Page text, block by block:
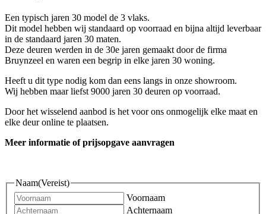
Een typisch jaren 30 model de 3 vlaks.
Dit model hebben wij standaard op voorraad en bijna altijd leverbaar
in de standaard jaren 30 maten.
Deze deuren werden in de 30e jaren gemaakt door de firma
Bruynzeel en waren een begrip in elke jaren 30 woning.
Heeft u dit type nodig kom dan eens langs in onze showroom.
Wij hebben maar liefst 9000 jaren 30 deuren op voorraad.
Door het wisselend aanbod is het voor ons onmogelijk elke maat en
elke deur online te plaatsen.
Meer informatie of prijsopgave aanvragen
Naam(Vereist)
Voornaam
Achternaam